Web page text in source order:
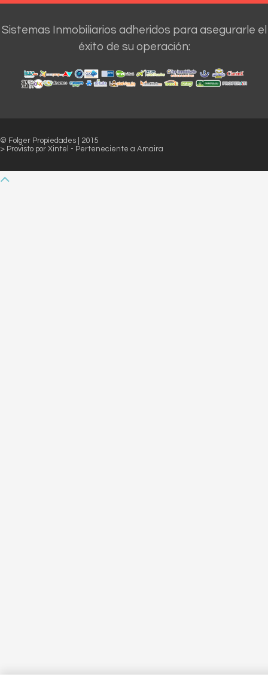
Sistemas Inmobiliarios adheridos para asegurarle el
éxito de su operación:
© Folger Propiedades | 2015
> Provisto por Xintel - Perteneciente a Amaira